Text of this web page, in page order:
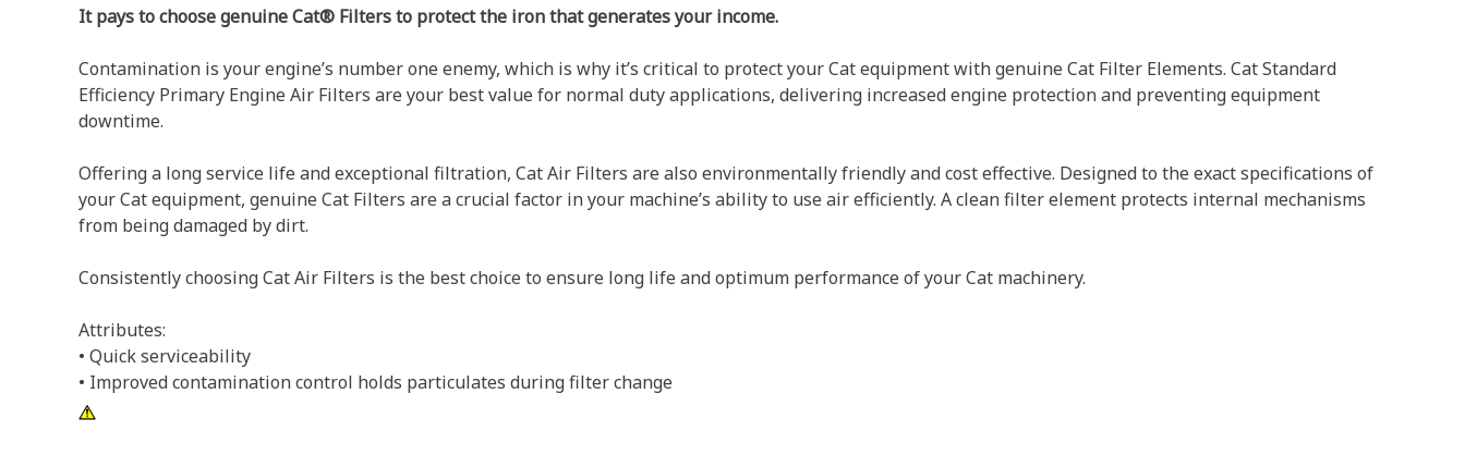
It pays to choose genuine Cat® Filters to protect the iron that generates your income.
Contamination is your engine’s number one enemy, which is why it’s critical to protect your Cat equipment with genuine Cat Filter Elements. Cat Standard
Efficiency Primary Engine Air Filters are your best value for normal duty applications, delivering increased engine protection and preventing equipment
downtime.
Offering a long service life and exceptional filtration, Cat Air Filters are also environmentally friendly and cost effective. Designed to the exact specifications of
your Cat equipment, genuine Cat Filters are a crucial factor in your machine’s ability to use air efficiently. A clean filter element protects internal mechanisms
from being damaged by dirt.
Consistently choosing Cat Air Filters is the best choice to ensure long life and optimum performance of your Cat machinery.
Attributes:
• Quick serviceability
• Improved contamination control holds particulates during filter change